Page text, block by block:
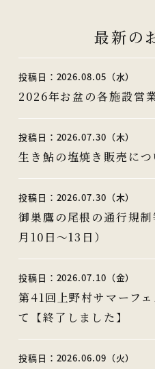
最新の
投稿日：2026.08.05（水）
2026年お盆の各施設営
投稿日：2026.07.30（木）
生き鮎の塩焼き販売につ
投稿日：2026.07.30（木）
御巣鷹の尾根の通行規
月10日～13日）
投稿日：2026.07.10（金）
第41回上野村サマーフ
て【終了しました】
投稿日：2026.06.09（火）